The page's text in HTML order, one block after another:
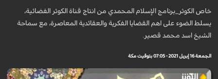
خاص الكوثر_برنامج الإسلام المحمدي من انتاج قناة الكوثر الفضائية،
يسلط الضوء على اهم القضايا الفكرية والعقائدية المعاصرة، مع سماحة
الشيخ اسد محمد قصير.
الجمعة 16 إبريل 2021 - 07:05 بتوقيت مكة